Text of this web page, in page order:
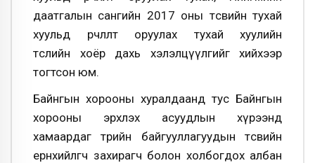
даатгалын сангийн 2017 оны төсвийн тухай
хуульд өөрчлөлт оруулах тухай хуулийн
төслийн хоёр дахь хэлэлцүүлгийг хийхээр
тогтсон юм.
Байнгын хорооны хуралдаанд тус Байнгын
хорооны эрхлэх асуудлын хүрээнд
хамаардаг төрийн байгууллагуудын төсвийн
ерөнхийлөгч захирагч болон холбогдох албан